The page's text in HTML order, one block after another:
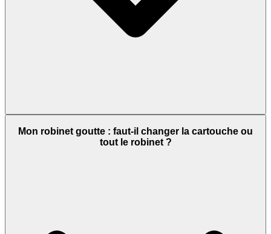
Mon robinet goutte : faut-il changer la cartouche ou
tout le robinet ?